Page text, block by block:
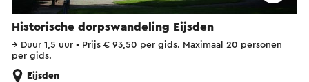
Historische dorpswandeling Eijsden
→ Duur 1,5 uur • Prijs € 93,50 per gids. Maximaal 20 personen
per gids.
Eijsden